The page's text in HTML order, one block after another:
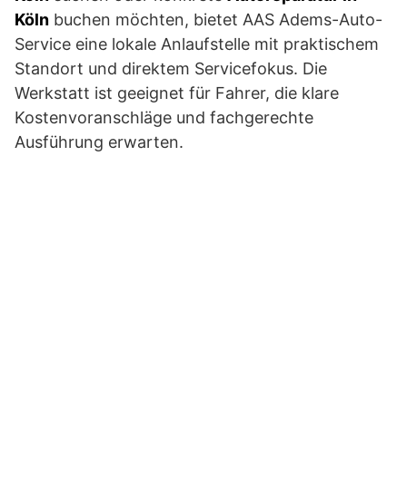
Köln buchen möchten, bietet AAS Adems-Auto-
Service eine lokale Anlaufstelle mit praktischem
Standort und direktem Servicefokus. Die
Werkstatt ist geeignet für Fahrer, die klare
Kostenvoranschläge und fachgerechte
Ausführung erwarten.